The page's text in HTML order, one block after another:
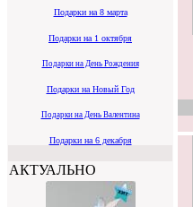
Подарки на 8 марта
Подарки на 1 октября
Подарки на День Рождения
Подарки на Новый Год
Подарки на День Валентина
Подарки на 6 декабря
АКТУАЛЬНО